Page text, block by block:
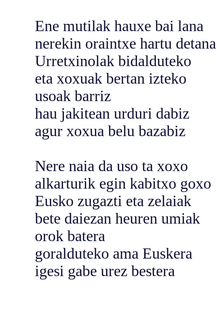
Ene mutilak hauxe bai lana
nerekin oraintxe hartu detana
Urretxinolak bidalduteko
eta xoxuak bertan izteko
usoak barriz
hau jakitean urduri dabiz
agur xoxua belu bazabiz
Nere naia da uso ta xoxo
alkarturik egin kabitxo goxo
Eusko zugazti eta zelaiak
bete daiezan heuren umiak
orok batera
goralduteko ama Euskera
igesi gabe urez bestera